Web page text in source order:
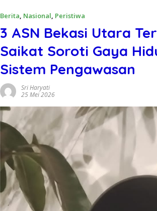
Berita, Nasional, Peristiwa
3 ASN Bekasi Utara
Saikat Soroti Gaya
Sistem Pengawasan
Sri Haryati
25 Mei 2026